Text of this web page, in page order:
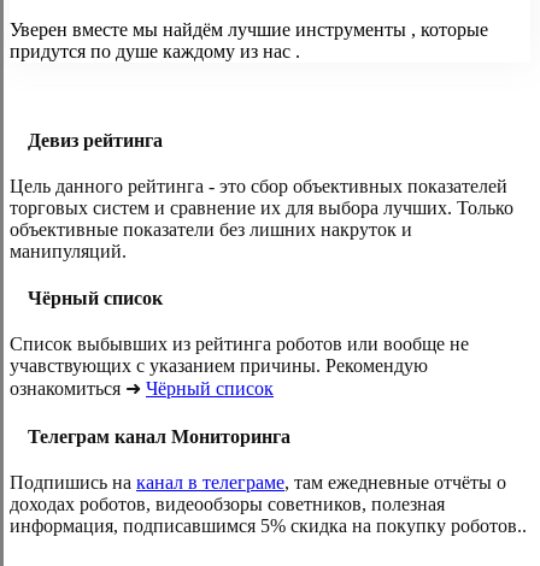
Уверен вместе мы найдём лучшие инструменты , которые
придутся по душе каждому из нас .
Девиз рейтинга
Цель данного рейтинга - это сбор объективных показателей
торговых систем и сравнение их для выбора лучших. Только
объективные показатели без лишних накруток и
манипуляций.
Чёрный список
Список выбывших из рейтинга роботов или вообще не
учавствующих с указанием причины. Рекомендую
ознакомиться ➜ Чёрный­ список
Телеграм канал Мониторинга
Подпишись на канал в телеграме, там ежедневные отчёты о
доходах роботов, видеообзоры советников, полезная
информация, подписавшимся 5% скидка на покупку роботов..